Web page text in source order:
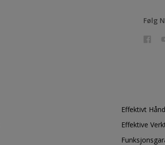
Følg
Effektivt
Effektive